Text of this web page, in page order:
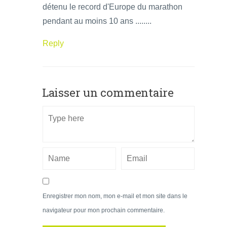
détenu le record d'Europe du marathon
pendant au moins 10 ans ........
Reply
Laisser un commentaire
Enregistrer mon nom, mon e-mail et mon site dans le
navigateur pour mon prochain commentaire.